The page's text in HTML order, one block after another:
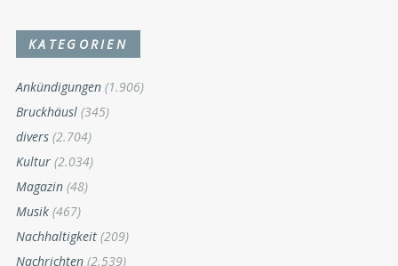
KATEGORIEN
Ankündigungen (1.906)
Bruckhäusl (345)
divers (2.704)
Kultur (2.034)
Magazin (48)
Musik (467)
Nachhaltigkeit (209)
Nachrichten (2.539)